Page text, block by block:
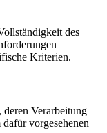
des
Kriterien.
Verarbeitung
vorgesehenen